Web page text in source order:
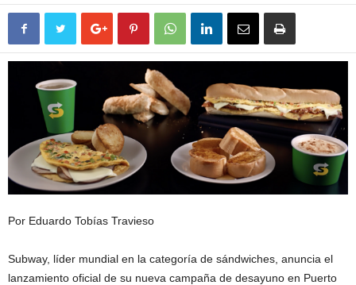
Por Eduardo Tobías Travieso
Subway, líder mundial en la categoría de sándwiches, anuncia el
lanzamiento oficial de su nueva campaña de desayuno en Puerto